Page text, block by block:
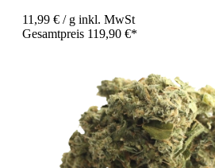
11,99 € / g inkl. MwSt
Gesamtpreis 119,90 €*